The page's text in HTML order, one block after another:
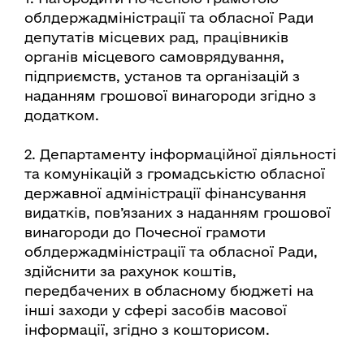
облдержадміністрації та обласної Ради
депутатів місцевих рад, працівників
органів місцевого самоврядування,
підприємств, установ та організацій з
наданням грошової винагороди згідно з
додатком.
2. Департаменту інформаційної діяльності
та комунікацій з громадськістю обласної
державної адміністрації фінансування
видатків, пов’язаних з наданням грошової
винагороди до Почесної грамоти
облдержадміністрації та обласної Ради,
здійснити за рахунок коштів,
передбачених в обласному бюджеті на
інші заходи у сфері засобів масової
інформації, згідно з кошторисом.